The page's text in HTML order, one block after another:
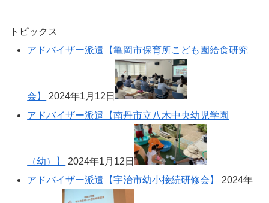
トピックス
アドバイザー派遣【亀岡市保育所こども園給食研究
会】
2024年1月12日
アドバイザー派遣【南丹市立八木中央幼児学園
（幼）】
2024年1月12日
アドバイザー派遣【宇治市幼小接続研修会】
2024年